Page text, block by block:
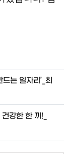
는 일자리’_최
강한 한 끼!_